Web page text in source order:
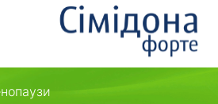
Сімідона